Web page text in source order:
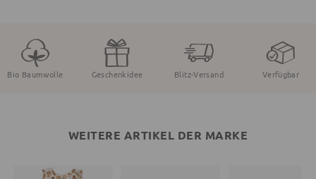
Bio Baumwolle Geschenkidee Blitz-Versand Verfügbar
WEITERE ARTIKEL DER MARKE